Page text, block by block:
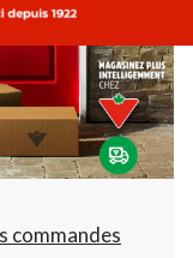
commandes